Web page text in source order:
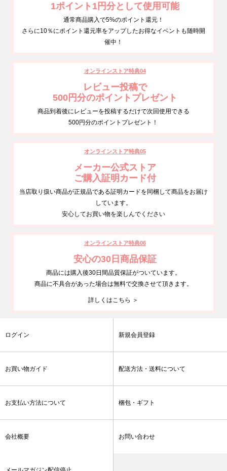
1ポイント1円分として使用可能
通常商品購入で5%のポイント還元！
さらに10％にポイント還元率をアップしたお得なイベントも随時開
催中！
オンラインストア特典04
レビュー投稿で
500円分のポイントプレゼント
商品到着後にレビューを投稿するだけで次回使用できる
500円分のポイントプレゼント！
オンラインストア特典05
メーカー公式ストア
ご購入証明カード付
当店取り扱い商品が正規品である証明カードを同梱して商品をお届け
しています。
安心してお買い物を楽しんでください
オンラインストア特典06
安心の30日商品保証
商品には購入後30日間品質保証がついています。
商品に不具合があった場合は無料で交換させて頂きます。
詳しくはこちら ＞
ログイン 新規会員登録
お買い物ガイド 配送方法・送料について
お支払い方法について 梱包・ギフト
会社概要 お問い合わせ